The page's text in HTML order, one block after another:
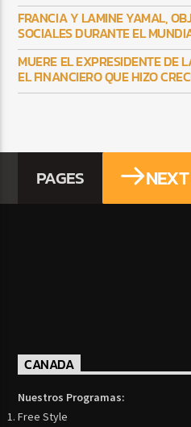
FRANCIA Y LAMINE YAMAL,
SOCIALES DURANTE EL
MUERE EL EXPRESIDENTE DE
EL FINANCIERO QUE HIZO
PAGES NEXT
CANADA
Nuestros Programas:
Free Style